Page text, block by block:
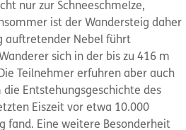
nur zur Schneeschmelze,
ist der Wandersteig daher
auftretender Nebel führt
sich in der bis zu 416 m
Teilnehmer erfuhren aber auch
Entstehungsgeschichte des
Eiszeit vor etwa 10.000
fand. Eine weitere Besonderheit